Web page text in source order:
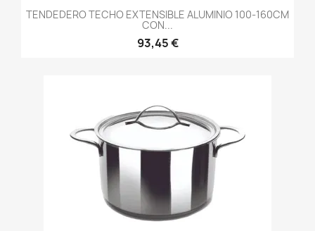
TENDEDERO TECHO EXTENSIBLE ALUMINIO 100-160CM
CON...
93,45 €